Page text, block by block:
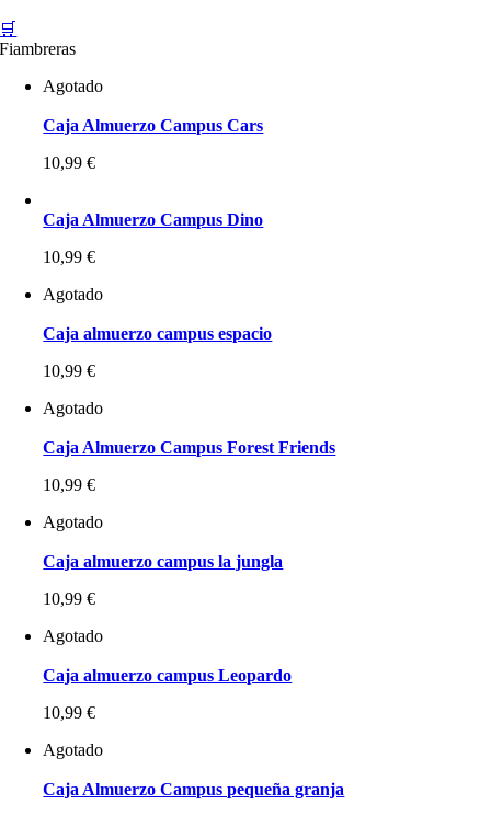
🛒
Fiambreras
Agotado
Caja Almuerzo Campus Cars
10,99€
Caja Almuerzo Campus Dino
10,99€
Agotado
Caja almuerzo campus espacio
10,99€
Agotado
Caja Almuerzo Campus Forest Friends
10,99€
Agotado
Caja almuerzo campus la jungla
10,99€
Agotado
Caja almuerzo campus Leopardo
10,99€
Agotado
Caja Almuerzo Campus pequeña granja